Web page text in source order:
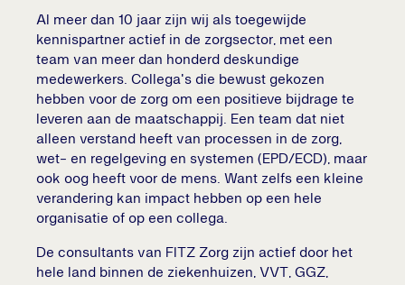
Al meer dan 10 jaar zijn wij als toegewijde
kennispartner actief in de zorgsector, met een
team van meer dan honderd deskundige
medewerkers. Collega's die bewust gekozen
hebben voor de zorg om een positieve bijdrage te
leveren aan de maatschappij. Een team dat niet
alleen verstand heeft van processen in de zorg,
wet- en regelgeving en systemen (EPD/ECD), maar
ook oog heeft voor de mens. Want zelfs een kleine
verandering kan impact hebben op een hele
organisatie of op een collega.
De consultants van FITZ Zorg zijn actief door het
hele land binnen de ziekenhuizen, VVT, GGZ,